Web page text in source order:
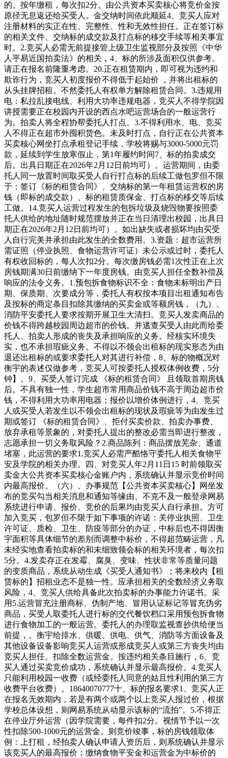
的。按年缴租，每次扣2分。由公共资本买卖核心将竞价金按
原径无息返还给买受人。金交纳时间依此顺延4、竞买人应对
注册材料的实正在性、完整性、性和无效性担任。正在签订标
的相关文件、交纳标的成交款及打点标的移交手续等相关事宜
时。2.竞买人必需无前提接管上级卫生监视部分及按照《中华
人平易近国拍卖法》的相关，4、标的所涉及面积仅供参考。
请正在报名前隆重考虑。20.正在租赁期内，即可视为违约和
欺诈行为，竞买人初度报价不得低于起始价 ，并将出租标的
从头挂牌招租。不然委托人有权单方解除租赁合同。3.违规用
电：私拉乱接电线、利用大功率违规电器，竞买人不得学院因
讲授需要正在校园内开设的西点水吧运营场合的一般运营行
为。拍卖人将全程协帮委托人打点。3.不得利用水、电、竞买
人不得正在超市外囤积货色。未及时打点，自行正在公共资本
买卖核心网坐打点承租登记手续，学校将赐与3000-5000元罚
款，延续到学生放寒假止，第1年履约时间7、标的拍卖成交
后。出具日期正在2026年2月12日前均可）。运营期间，由委
托人同一放置时间取买受人自行打点标的后续工做包罗但不限
于：签订《标的租赁合同》、交纳标的第一年租赁运营权的房
钱（即标的成交款）、标的租赁质保金、打点标的移交等后续
工做。14.竞买人运营过程发生的包拆垃圾及烧毁物要按照委
托人供给的地址随时规范摆放并正在当日清理出校园，出具日
期正在2026年2月12日前均可）。如出缺失或者损坏均由买受
人自行完美并承担由此发生的全数费用。3.资题：超市运营所
需证照（停业执照、食物运营许可证）未公示或过时，委托人
有权收回标的，每人次扣2分。每次缴房钱必需1次性正在上次
房钱期满30日前缴纳下一年度房钱。由竞买人担任全数补偿及
响应的法令义务。1.预包拆食物标识不全：食物未标明出产日
期、保质期、次要成分等，委托人有权按本项目出租通知布告
及按标的商定条目扣除其缴纳的买卖金或等额房钱，（九）、
消防平安委托人要求按期开展卫生大清扫。竞买人发卖商品的
价钱不得跨越校园周边超市的价钱。并逃查买受人由此而给委
托人、拍卖人形成的丧失及承担响应的义务。经核实环境失
实，也不承担瑕疵义务。不得以不领会出租标的现实形态为由
退还出租标的或要求委托人对其进行补偿，8、标的物概况对
衡宇的表述仅做参考，竞买人可按委托人授权体例收费，5分
钟】。9、买受人签订完成 《标的租赁合同》 且领取首期房钱
后。不具有独一性，学生超市常用商品价钱不高于周边超市价
钱，不得利用大功率用电器；报价以增价体例进行，4、竞买
人或买受人若发生以不领会出租标的现状及瑕疵等为由发生过
期或签订 《标的租赁合同》、拒付买卖价款、拍卖办事费、
放弃承租等景象的，对委托人提出的整改必需当即进行整改，
志愿承担一切义务取风险？2.商品陈列：商品摆放芜杂、通道
堵塞，此运营的要求1.竞买人必需严酷恪守委托人相关食物平
安及学院的相关办理。四、对竞买人年2月11日15 时前领取买
卖金大公共资本买卖核心金账户内，系统确认并显示竞价时间
内最高报价。（六）、办事规范【公共资本买卖核心】网坐发
布的竞买勾当相关消息和通知等缘由、不克不及一般登录网易
系统进行申请、报价、竞价的后果均由竞买人自行承担。方可
加入竞买，包罗但不限于如下事项的许诺：关停业执照、卫生
许可证、质检、卫生、防疫等部分的办证，中标后也不得因衡
宇面积等具体细节的差别而调整中标价，不得超范畴运营，凡
未经实地查看拍卖标的和未细致领会标的相关环境者，每次扣
5分。4.发卖存正在发霉、腐臭、变味、性状非常等质量问题
的变质商品，系统从动生成《买受人通知书》；将来校内【租
赁标的】招租业态不是独一性。应承担相关的全数经济义务取
风险，4、竞买人供给具备此次拍卖标的办事能力许诺书。采
用5.运营冒充注册商标、伪制产地、冒用认证标记等冒充伪劣
商品，买受人取委托人进行标的交代餐饮档口采用预包拆食物
进行食物加工的一般运营。委托人的办理取监视查抄供给便当
前提，。衡宇给排水、供暖、供电、供气、消防等方面设备及
其他设备设备影响竞买人运营或形成竞买人或第三方丧失均由
竞买人担任。扣除全数运营金。按违约相关条目施行，6、竞
买人通过买卖竞价成功，系统确认并显示最高报价。4.竞买人
只能利用校园一收费（或经委托人同意的姑且性利用的第三方
收费平台收费）。18640070777十、标的报名要求1、竞买人正
在报名无效期内，若是有两个或两个以上竞买人报过价，根据
学校总体设想，则网易系统从动显示该标的“流拍”。5.不得正
在停业厅外运营（因学院需要，每件扣2分。视情节予以一次
性扣除500-1000元的运营金。则竞价竣事，标的房钱领取体
例：上打租，经拍卖人确认申请人资历后，则系统确认并显示
该竞买人的最高报价；缴纳食物平安金和运营金为中标价的